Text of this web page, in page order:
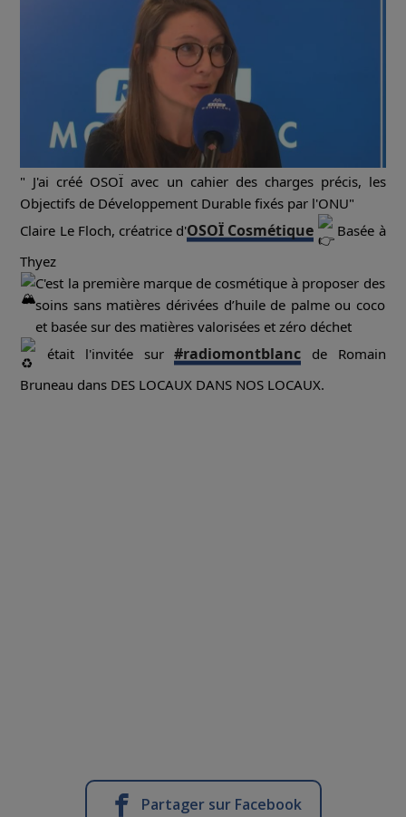
" J'ai créé OSOÏ avec un cahier des charges précis, les
Objectifs de Développement Durable fixés par l'ONU"
Claire Le Floch, créatrice d'OSOÏ Cosmétique
Basée à
Thyez
C'est la première marque de cosmétique à proposer des
soins sans matières dérivées d’huile de palme ou coco
et basée sur des matières valorisées et zéro déchet
était l'invitée sur#radiomontblanc de Romain
Bruneau dans DES LOCAUX DANS NOS LOCAUX.
Partager sur Facebook